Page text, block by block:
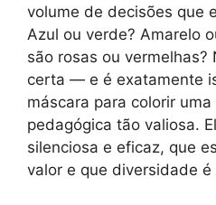
volume de decisões que
Azul ou verde? Amarelo
são rosas ou vermelhas?
certa — e é exatamente
máscara para colorir
pedagógica tão valiosa.
silenciosa e eficaz, que
valor e que diversidade é